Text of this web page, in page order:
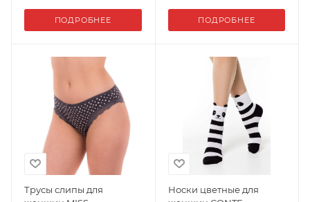
ПОДРОБНЕЕ ПОДРОБНЕЕ
Трусы слипы для
Носки цветные для